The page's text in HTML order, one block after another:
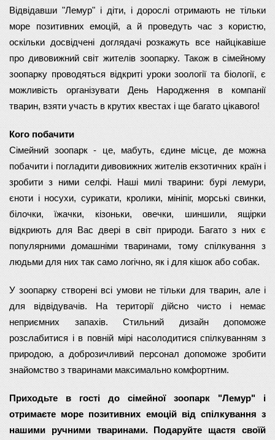
Відвідавши "Лемур" і діти, і дорослі отримають не тільки
море позитивних емоцій, а й проведуть час з користю,
оскільки досвідчені доглядачі розкажуть все найцікавіше
про дивовижний світ жителів зоопарку. Також в сімейному
зоопарку проводяться відкриті уроки зоології та біології, є
можливість організувати День Народження в компанії
тварин, взяти участь в крутих квестах і ще багато цікавого!
Кого побачити
Сімейний зоопарк - це, мабуть, єдине місце, де можна
побачити і погладити дивовижних жителів екзотичних країн і
зробити з ними селфі. Наші милі тварини: бурі лемури,
єноти і носухи, сурикати, кролики, мініпіг, морські свинки,
білочки, їжачки, кізоньки, овечки, шиншили, ящірки
відкриють для Вас двері в світ природи. Багато з них є
популярними домашніми тваринами, тому спілкування з
людьми для них так само логічно, як і для кішок або собак.
У зоопарку створені всі умови не тільки для тварин, але і
для відвідувачів. На території дійсно чисто і немає
неприємних запахів. Стильний дизайн допоможе
розслабитися і в повній мірі насолодитися спілкуванням з
природою, а доброзичливий персонал допоможе зробити
знайомство з тваринами максимально комфортним.
Приходьте в гості до сімейної зоопарк "Лемур" і
отримаєте море позитивних емоцій від спілкування з
нашими ручними тваринами. Подаруйте щастя своїй